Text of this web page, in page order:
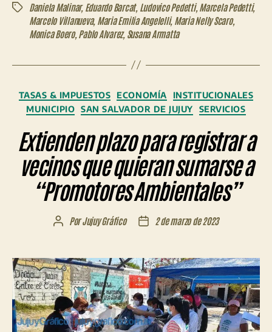
EtiquetasDaniela Malinar, Eduardo Barcat, Ludovico Pedetti, Marcela Pedetti,
Marcelo Villanueva, Maria Emilia Angelelli, Maria Nelly Scaro,
Monica Boero, Pablo Alvarez, Susana Armatta
Categorías
TASAS & IMPUESTOS ECONOMÍA
INSTITUCIONALES
MUNICIPIO SAN SALVADOR DE JUJUY SERVICIOS
Extienden plazo para registrar a
vecinos que quieran sumarse a
“Promotores Ambientales”
Autor
entrada
PorJujuy Gráfico
Fecha
entrada
2 de marzo de 2023